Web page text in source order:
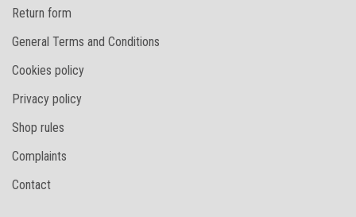
Return form
General Terms and Conditions
Cookies policy
Privacy policy
Shop rules
Complaints
Contact